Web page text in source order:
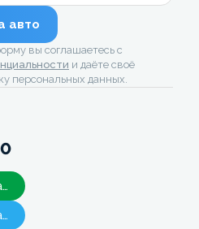
авто
вы соглашаетесь с
и даёте своё
персональных данных.
Напишите в Whatsapp
Напишите в Telegram